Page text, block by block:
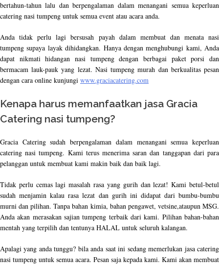
bertahun-tahun lalu dan berpengalaman dalam menangani semua keperluan
catering nasi tumpeng untuk semua event atau acara anda.
Anda tidak perlu lagi bersusah payah dalam membuat dan menata nasi
tumpeng supaya layak dihidangkan. Hanya dengan menghubungi kami, Anda
dapat nikmati hidangan nasi tumpeng dengan berbagai paket porsi dan
bermacam lauk-pauk yang lezat. Nasi tumpeng murah dan berkualitas pesan
dengan cara online kunjungi www.graciacatering.com
Kenapa harus memanfaatkan jasa Gracia
Catering nasi tumpeng?
Gracia Catering sudah berpengalaman dalam menangani semua keperluan
catering nasi tumpeng. Kami terus menerima saran dan tanggapan dari para
pelanggan untuk membuat kami makin baik dan baik lagi.
Tidak perlu cemas lagi masalah rasa yang gurih dan lezat! Kami betul-betul
sudah menjamin kalau rasa lezat dan gurih ini didapat dari bumbu-bumbu
murni dan pilihan. Tanpa bahan kimia, bahan pengawet, vetsine,ataupun MSG.
Anda akan merasakan sajian tumpeng terbaik dari kami. Pilihan bahan-bahan
mentah yang terpilih dan tentunya HALAL untuk seluruh kalangan.
Apalagi yang anda tunggu? bila anda saat ini sedang memerlukan jasa catering
nasi tumpeng untuk semua acara. Pesan saja kepada kami. Kami akan membuat